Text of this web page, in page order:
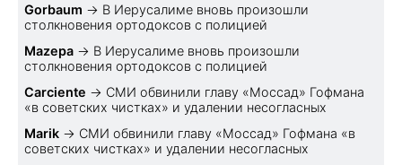
Gorbaum → В Иерусалиме вновь произошли
столкновения ортодоксов с полицией
Mazepa → В Иерусалиме вновь произошли
столкновения ортодоксов с полицией
Carciente → СМИ обвинили главу «Моссад» Гофмана
«в советских чистках» и удалении несогласных
Marik → СМИ обвинили главу «Моссад» Гофмана «в
советских чистках» и удалении несогласных